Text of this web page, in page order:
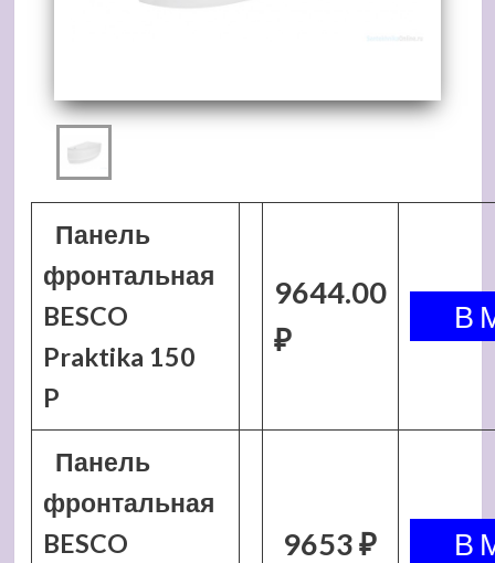
Панель
фронтальная
BESCO
Praktika 150
P
9644.00
₽
Панель
фронтальная
BESCO
9653 ₽